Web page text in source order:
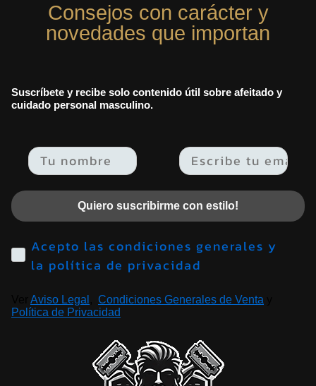
Consejos con carácter y
novedades que importan
Suscríbete y recibe solo contenido útil sobre afeitado y
cuidado personal masculino.
Email
Quiero suscribirme con estilo!
Acepto las condiciones generales y
la política de privacidad
Aviso Legal Condiciones Generales de Venta
Política de Privacidad